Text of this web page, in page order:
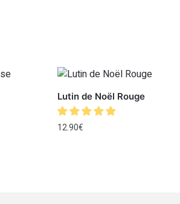
Lutin de Noël Rouge
12.90€